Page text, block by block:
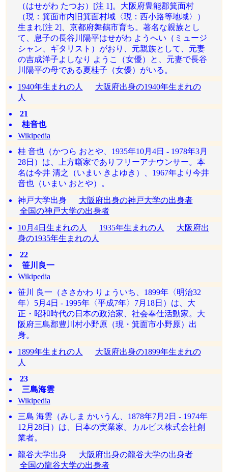
（はせがわ たつお）[注 1]。大阪府豊能郡箕面村
（現：箕面市内旧箕面村域〈現：西小路等地域〉）
生まれ[注 2]、京都府舞鶴市育ち。著名な親族とし
て、息子の長谷川陽平はせがわ ようへい（ミュージ
シャン、ギタリスト）がおり、元親族として、元妻
の吉成洋子よしなり ようこ（女優）と、元妻で長谷
川陽平の母である夏桂子（女優）がいる。
1940年生まれの人
大阪府出身の1940年生まれの
人
21
桂音也
Wikipedia
桂 音也（かつら おとや、1935年10月4日 - 1978年3月
28日）は、上方噺家でありフリーアナウンサー。本
名は今井 清之（いまい きよゆき）、1967年より今井
音也（いまい おとや）。
神戸大学出身 大阪府出身の神戸大学の出身者
全国の神戸大学の出身者
10月4日生まれの人
1935年生まれの人
大阪府出
身の1935年生まれの人
22
笹川良一
Wikipedia
笹川 良一（ささかわ りょういち、1899年〈明治32
年〉5月4日 - 1995年〈平成7年〉7月18日）は、大
正・昭和時代の日本の政治家、社会奉仕活動家。大
阪府三島郡豊川村小野原（現・箕面市小野原）出
身。
1899年生まれの人
大阪府出身の1899年生まれの
人
23
三島海雲
Wikipedia
三島 海雲（みしま かいうん、1878年7月2日 - 1974年
12月28日）は、日本の実業家。カルピス株式会社創
業者。
龍谷大学出身 大阪府出身の龍谷大学の出身者
全国の龍谷大学の出身者